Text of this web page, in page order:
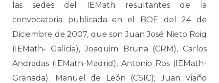
las sedes del IEMath resultantes de la
convocatoria publicada en el BOE del 24 de
Diciembre de 2007, que son Juan José Nieto Roig
(IEMath- Galicia), Joaquim Bruna (CRM), Carlos
Andradas (IEMath-Madrid), Antonio Ros (IEMath-
Granada); Manuel de León (CSIC); Juan Viaño